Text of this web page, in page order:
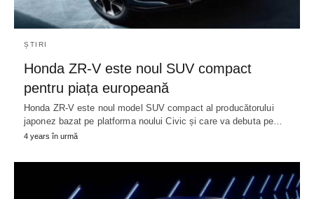
ȘTIRI
Honda ZR-V este noul SUV compact
pentru piața europeană
Honda ZR-V este noul model SUV compact al producătorului
japonez bazat pe platforma noului Civic și care va debuta pe…
4 years în urmă